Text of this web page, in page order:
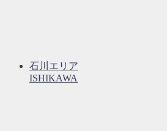
石川エリア
ISHIKAWA